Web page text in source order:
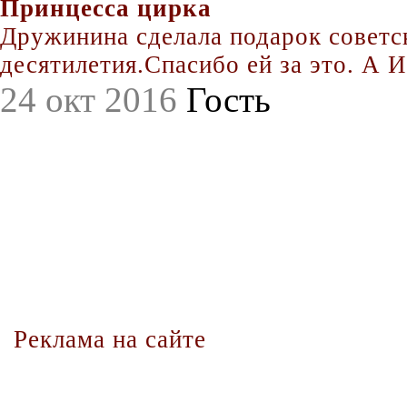
Принцесса цирка
Дружинина сделала подарок
десятилетия.Спасибо ей за это. А
24 окт 2016 Гость
Реклама на сайте